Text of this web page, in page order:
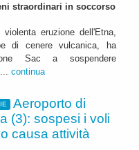
straordinari in soccorso
eruzione dell'Etna,
di cenere vulcanica, ha
Sac a sospendere
continua
Aeroporto di
(3): sospesi i voli
causa attività